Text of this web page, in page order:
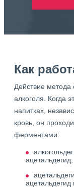
Как
Действие метода
алкоголя. Когда
напитках,
кровь, он
ферментами:
ацетальдегид;
ацетальдегид